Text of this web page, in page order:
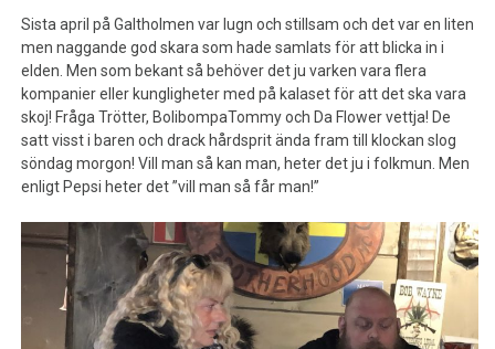
Sista april på Galtholmen var lugn och stillsam och det var en liten
men naggande god skara som hade samlats för att blicka in i
elden. Men som bekant så behöver det ju varken vara flera
kompanier eller kungligheter med på kalaset för att det ska vara
skoj! Fråga Trötter, BolibompaTommy och Da Flower vettja! De
satt visst i baren och drack hårdsprit ända fram till klockan slog
söndag morgon! Vill man så kan man, heter det ju i folkmun. Men
enligt Pepsi heter det ”vill man så får man!”